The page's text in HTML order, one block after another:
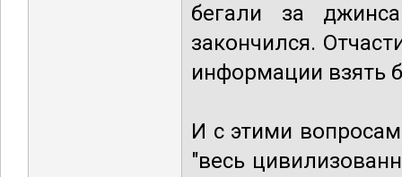
бегали за
закончился.
информации взять
И с этими
"весь